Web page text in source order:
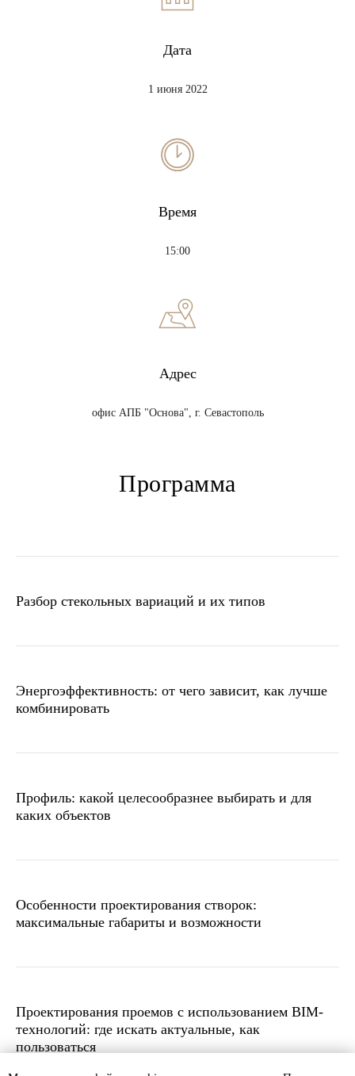
Дата
1 июня 2022
Время
15:00
Адрес
офис АПБ "Основа", г. Севастополь
Программа
Разбор стекольных вариаций и их типов
Энергоэффективность: от чего зависит, как лучше
комбинировать
Профиль: какой целесообразнее выбирать и для
каких объектов
Особенности проектирования створок:
максимальные габариты и возможности
Проектирования проемов с использованием BIM-
технологий: где искать актуальные, как
пользоваться
+7 (495) 118 25 11